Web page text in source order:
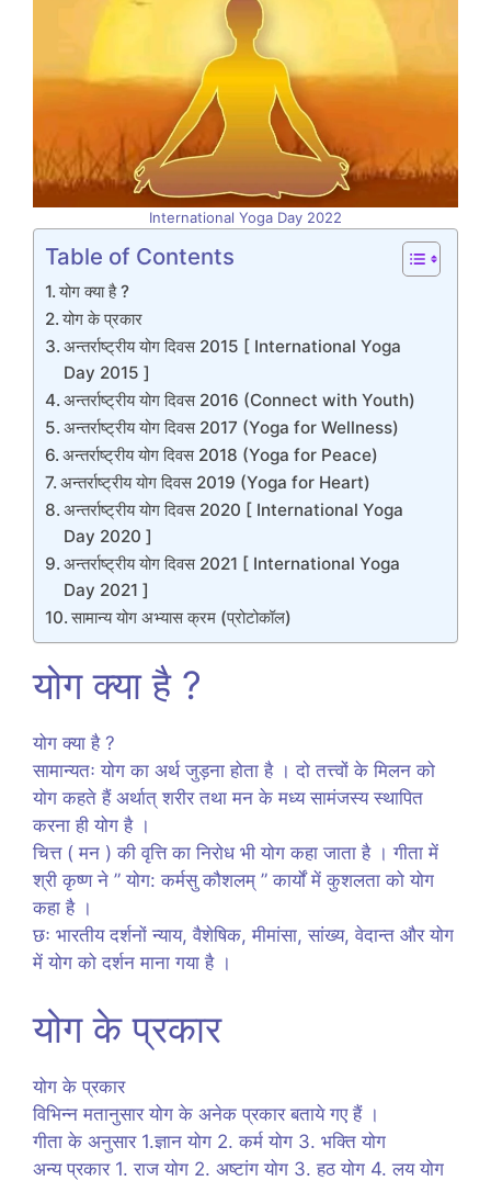
International Yoga Day 2022
Table of Contents
योग क्या है ?
योग के प्रकार
अन्तर्राष्ट्रीय योग दिवस 2015 [ International Yoga
Day 2015 ]
अन्तर्राष्ट्रीय योग दिवस 2016 (Connect with Youth)
अन्तर्राष्ट्रीय योग दिवस 2017 (Yoga for Wellness)
अन्तर्राष्ट्रीय योग दिवस 2018 (Yoga for Peace)
अन्तर्राष्ट्रीय योग दिवस 2019 (Yoga for Heart)
अन्तर्राष्ट्रीय योग दिवस 2020 [ International Yoga
Day 2020 ]
अन्तर्राष्ट्रीय योग दिवस 2021 [ International Yoga
Day 2021 ]
सामान्य योग अभ्यास क्रम (प्रोटोकॉल)
योग क्या है ?
योग क्या है ?
सामान्यतः योग का अर्थ जुड़ना होता है । दो तत्त्वों के मिलन को
योग कहते हैं अर्थात् शरीर तथा मन के मध्य सामंजस्य स्थापित
करना ही योग है ।
चित्त ( मन ) की वृत्ति का निरोध भी योग कहा जाता है । गीता में
श्री कृष्ण ने ” योग: कर्मसु कौशलम् ” कार्यों में कुशलता को योग
कहा है ।
छः भारतीय दर्शनों न्याय, वैशेषिक, मीमांसा, सांख्य, वेदान्त और योग
में योग को दर्शन माना गया है ।
योग के प्रकार
योग के प्रकार
विभिन्न मतानुसार योग के अनेक प्रकार बताये गए हैं ।
गीता के अनुसार 1.ज्ञान योग 2. कर्म योग 3. भक्ति योग
अन्य प्रकार 1. राज योग 2. अष्टांग योग 3. हठ योग 4. लय योग